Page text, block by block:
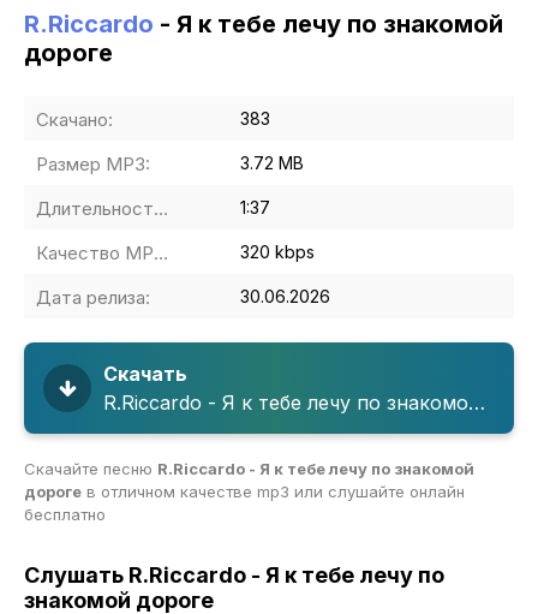
R.Riccardo - Я к тебе лечу по знакомой
дороге
Скачано: 383
Размер MP3: 3.72 MB
Длительность MP3: 1:37
Качество MP3: 320 kbps
Дата релиза: 30.06.2026
Скачать
R.Riccardo - Я к тебе лечу по знакомой дороге
Скачайте песню R.Riccardo - Я к тебе лечу по знакомой
дороге в отличном качестве mp3 или слушайте онлайн
бесплатно
Слушать R.Riccardo - Я к тебе лечу по
знакомой дороге